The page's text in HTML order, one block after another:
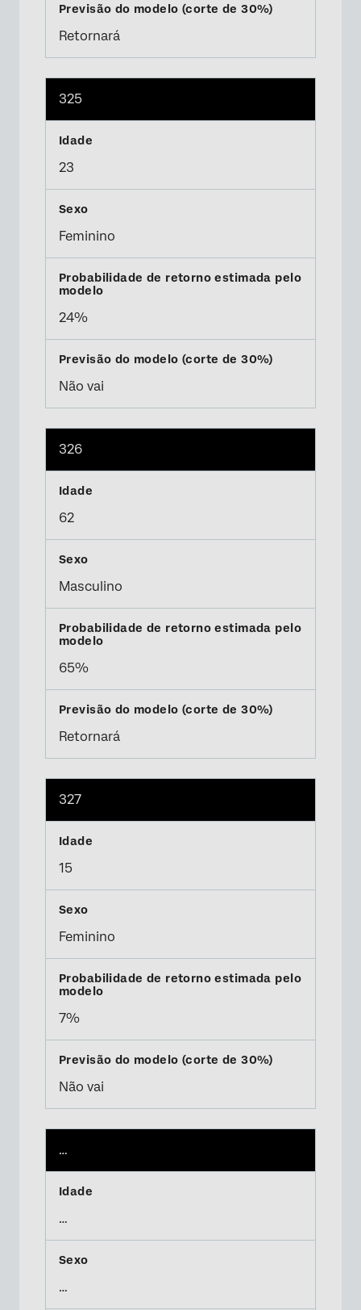
Retornará
325
23
Feminino
24%
Não vai
326
62
Masculino
65%
Retornará
327
15
Feminino
7%
Não vai
…
…
…